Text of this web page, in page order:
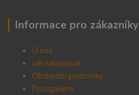
Informace pro zákazníky
O nás
Jak nakupovat
Obchodní podmínky
Fotogalerie